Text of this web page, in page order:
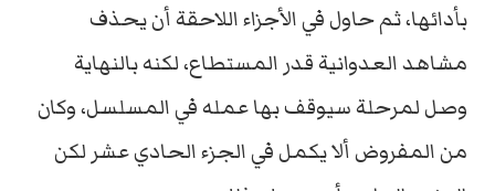
بأدائھا، ثم حاول في الأجزاء اللاحقة أن یحذف
مشاهد العدوانیة قدر المستطاع، لكنه بالنھایة
وصل لمرحلة سیوقف بھا عمله في المسلسل، وكان
من المفروض ألا یكمل في الجزء الحادي عشر لكن